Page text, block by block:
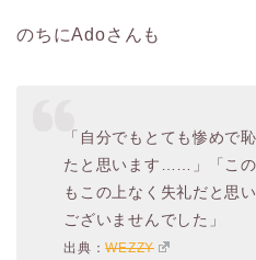
のちにAdoさんも
「自分でもとても惨めで
たと思います……」「こ
もこの上なく失礼だと思
ございませんでした」
出典：WEZZY